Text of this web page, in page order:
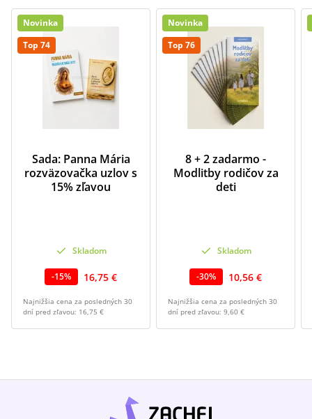
Novinka
Top 74
Sada: Panna Mária
rozväzovačka uzlov s
15% zľavou
Skladom
-15% 16,75 €
Najnižšia cena za posledných 30
dní pred zľavou: 16,75 €
Novinka
Top 76
8 + 2 zadarmo -
Modlitby rodičov za
deti
Skladom
-30% 10,56 €
Najnižšia cena za posledných 30
dní pred zľavou: 9,60 €